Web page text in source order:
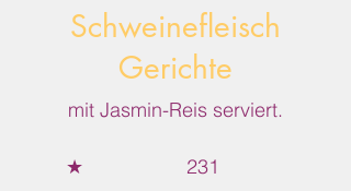
Schweinefleisch
Gerichte
mit Jasmin-Reis serviert.
★
231